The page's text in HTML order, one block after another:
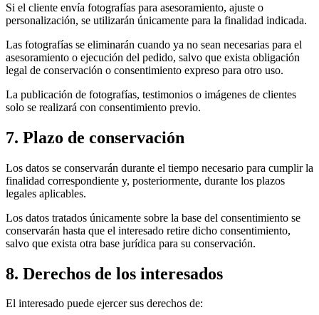
Si el cliente envía fotografías para asesoramiento, ajuste o
personalización, se utilizarán únicamente para la finalidad indicada.
Las fotografías se eliminarán cuando ya no sean necesarias para el
asesoramiento o ejecución del pedido, salvo que exista obligación
legal de conservación o consentimiento expreso para otro uso.
La publicación de fotografías, testimonios o imágenes de clientes
solo se realizará con consentimiento previo.
7. Plazo de conservación
Los datos se conservarán durante el tiempo necesario para cumplir la
finalidad correspondiente y, posteriormente, durante los plazos
legales aplicables.
Los datos tratados únicamente sobre la base del consentimiento se
conservarán hasta que el interesado retire dicho consentimiento,
salvo que exista otra base jurídica para su conservación.
8. Derechos de los interesados
El interesado puede ejercer sus derechos de: